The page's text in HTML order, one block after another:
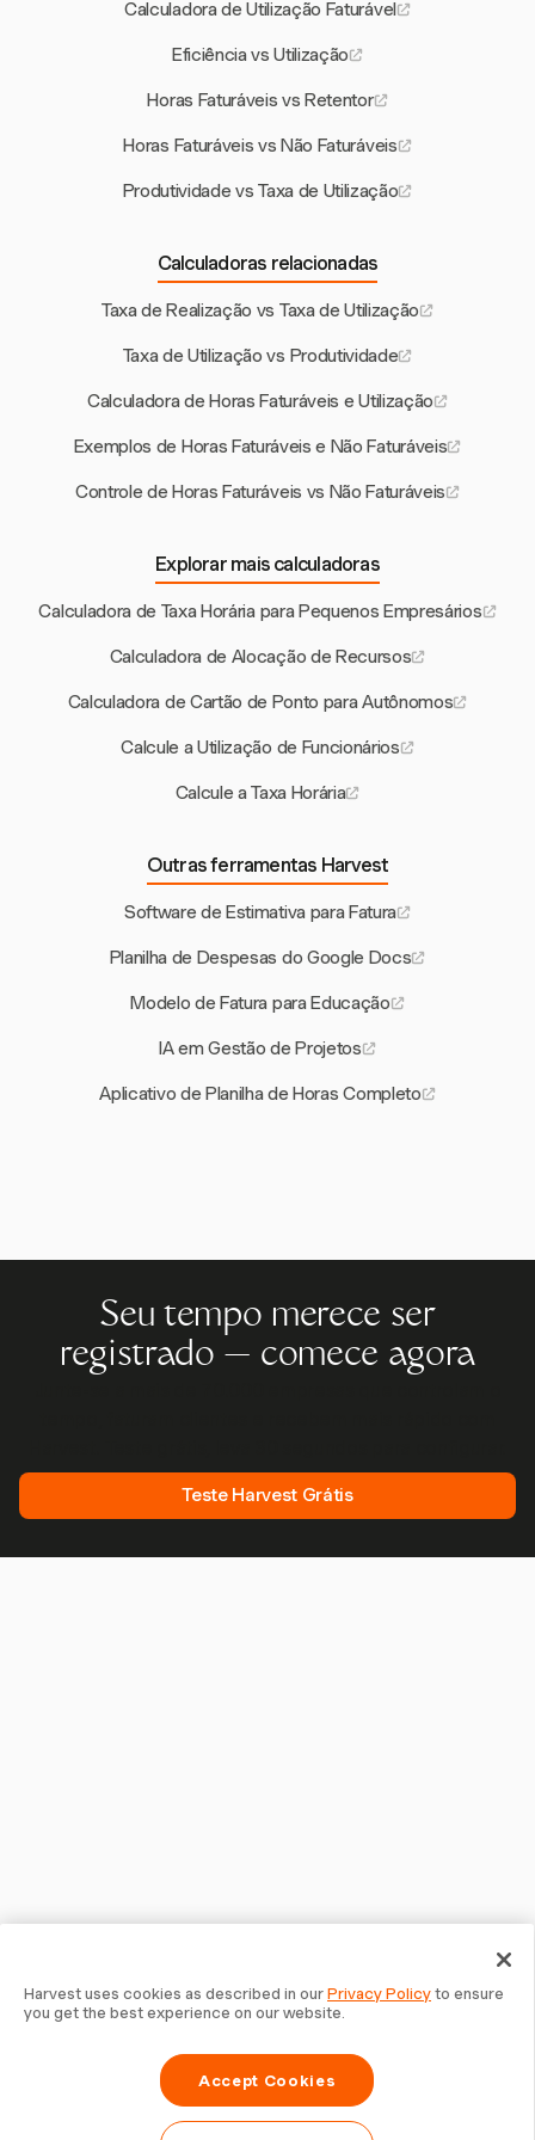
Calculadora de Utilização Faturável
Eficiência vs Utilização
Horas Faturáveis vs Retentor
Horas Faturáveis vs Não Faturáveis
Produtividade vs Taxa de Utilização
Calculadoras relacionadas
Taxa de Realização vs Taxa de Utilização
Taxa de Utilização vs Produtividade
Calculadora de Horas Faturáveis e Utilização
Exemplos de Horas Faturáveis e Não Faturáveis
Controle de Horas Faturáveis vs Não Faturáveis
Explorar mais calculadoras
Calculadora de Taxa Horária para Pequenos Empresários
Calculadora de Alocação de Recursos
Calculadora de Cartão de Ponto para Autônomos
Calcule a Utilização de Funcionários
Calcule a Taxa Horária
Outras ferramentas Harvest
Software de Estimativa para Fatura
Planilha de Despesas do Google Docs
Modelo de Fatura para Educação
IA em Gestão de Projetos
Aplicativo de Planilha de Horas Completo
Seu tempo merece ser
registrado — comece agora
Teste Harvest Grátis
Harvest uses cookies as described in ourPrivacy Policyto ensure
you get the best experience on our website.
Accept Cookies